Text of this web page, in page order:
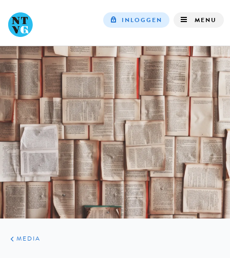
navigation
INLOGGEN MENU
ARTIKELEN
VARIA
MEDIA